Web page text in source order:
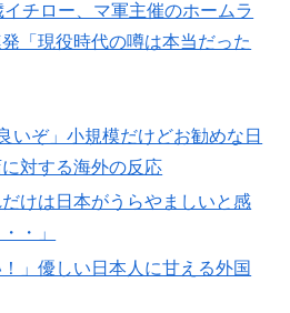
覧ください」→「マジで鳥肌立っ
国も見習わないと」「あんな状況
韓国の医療関係者も同じように行
土城の復元図と建築技術の高さに
当時の技術力に言葉を失う‥」
識が高くて他人に迷惑をかけない
地の様子がこちら・・・」
待で審判買収！W杯予選7戦無敗
イチロー、マ軍主催のホームラ
「現役時代の噂は本当だった
いぞ」小規模だけどお勧めな日
対する海外の反応
けは日本がうらやましいと感
・」
」優しい日本人に甘える外国